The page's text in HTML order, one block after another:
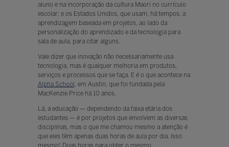
aluno e na incorporação da cultura Maori no currículo
escolar; e os Estados Unidos, que usam, há tempos, a
aprendizagem baseada em projetos, ao lado da
personalização do aprendizado e da tecnologia para
sala de aula, para citar alguns.
Vale dizer que inovação não necessariamente usa
tecnologia, mas é qualquer melhoria em produtos,
serviços e processos que se faça. E é o que acontece na
Alpha School , em Austin, que foi fundada pela
MacKenzie Price há 10 anos.
Lá, a educação — dependendo da faixa etária dos
estudantes — é por projetos que envolvem as diversas
disciplinas, mas o que me chamou mesmo a atenção é
que eles têm apenas duas horas de aula por dia. Isso
mesmo! Duas horas para obter o mesmo